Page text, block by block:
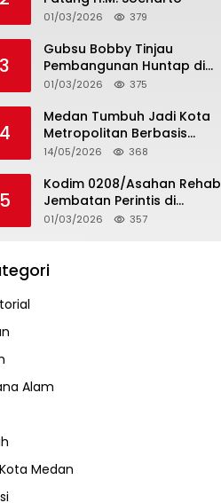
01/03/2026 379
3
Gubsu Bobby Tinjau
Pembangunan Huntap di
Tapteng
01/03/2026 375
4
Medan Tumbuh Jadi Kota
Metropolitan Berbasis
Teknologi
14/05/2026 368
5
Kodim 0208/Asahan Rehab
Jembatan Perintis di
Mandarsah
01/03/2026 357
Alam
Medan